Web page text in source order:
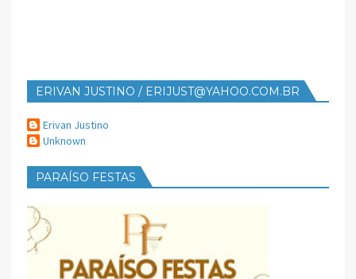
ERIVAN JUSTINO / ERIJUST@YAHOO.COM.BR
Erivan Justino
Unknown
PARAÍSO FESTAS